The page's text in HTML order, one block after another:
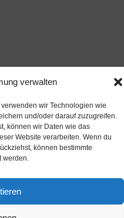
verwalten
wir Technologien wie
und/oder darauf zuzugreifen.
können wir Daten wie das
Website verarbeiten. Wenn du
können bestimmte
werden.